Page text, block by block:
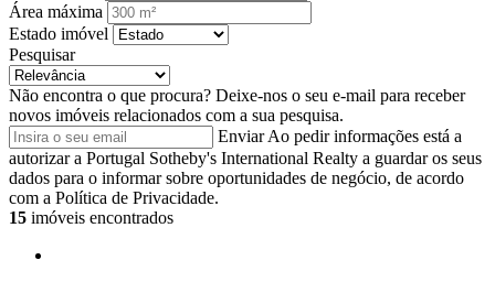
Área máxima
Estado imóvel
Pesquisar
Não encontra o que procura? Deixe-nos o seu e-mail para receber
novos imóveis relacionados com a sua pesquisa.
Enviar Ao pedir informações está a
autorizar a Portugal Sotheby's International Realty a guardar os seus
dados para o informar sobre oportunidades de negócio, de acordo
com a Política de Privacidade.
15 imóveis encontrados